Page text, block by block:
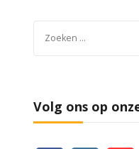
Volg ons op